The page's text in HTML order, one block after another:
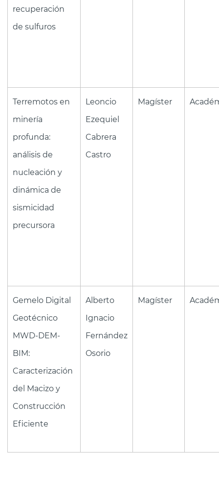
recuperación
de sulfuros
Terremotos en
minería
profunda:
análisis de
nucleación y
dinámica de
sismicidad
precursora
Leoncio
Ezequiel
Cabrera
Castro
Magíster
Gemelo Digital
Geotécnico
MWD-DEM-
BIM:
Caracterización
del Macizo y
Construcción
Eficiente
Alberto
Ignacio
Fernández
Osorio
Magíster